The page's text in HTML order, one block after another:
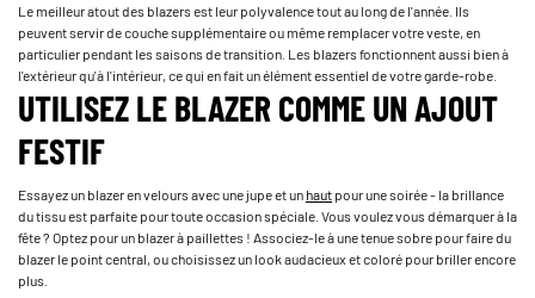
Le meilleur atout des blazers est leur polyvalence tout au long de l'année. Ils
peuvent servir de couche supplémentaire ou même remplacer votre veste, en
particulier pendant les saisons de transition. Les blazers fonctionnent aussi bien à
l'extérieur qu'à l'intérieur, ce qui en fait un élément essentiel de votre garde-robe.
UTILISEZ LE BLAZER COMME UN AJOUT
FESTIF
Essayez un blazer en velours avec une jupe et unhautpour une soirée - la brillance
du tissu est parfaite pour toute occasion spéciale. Vous voulez vous démarquer à la
fête ? Optez pour un blazer à paillettes ! Associez-le à une tenue sobre pour faire du
blazer le point central, ou choisissez un look audacieux et coloré pour briller encore
plus.